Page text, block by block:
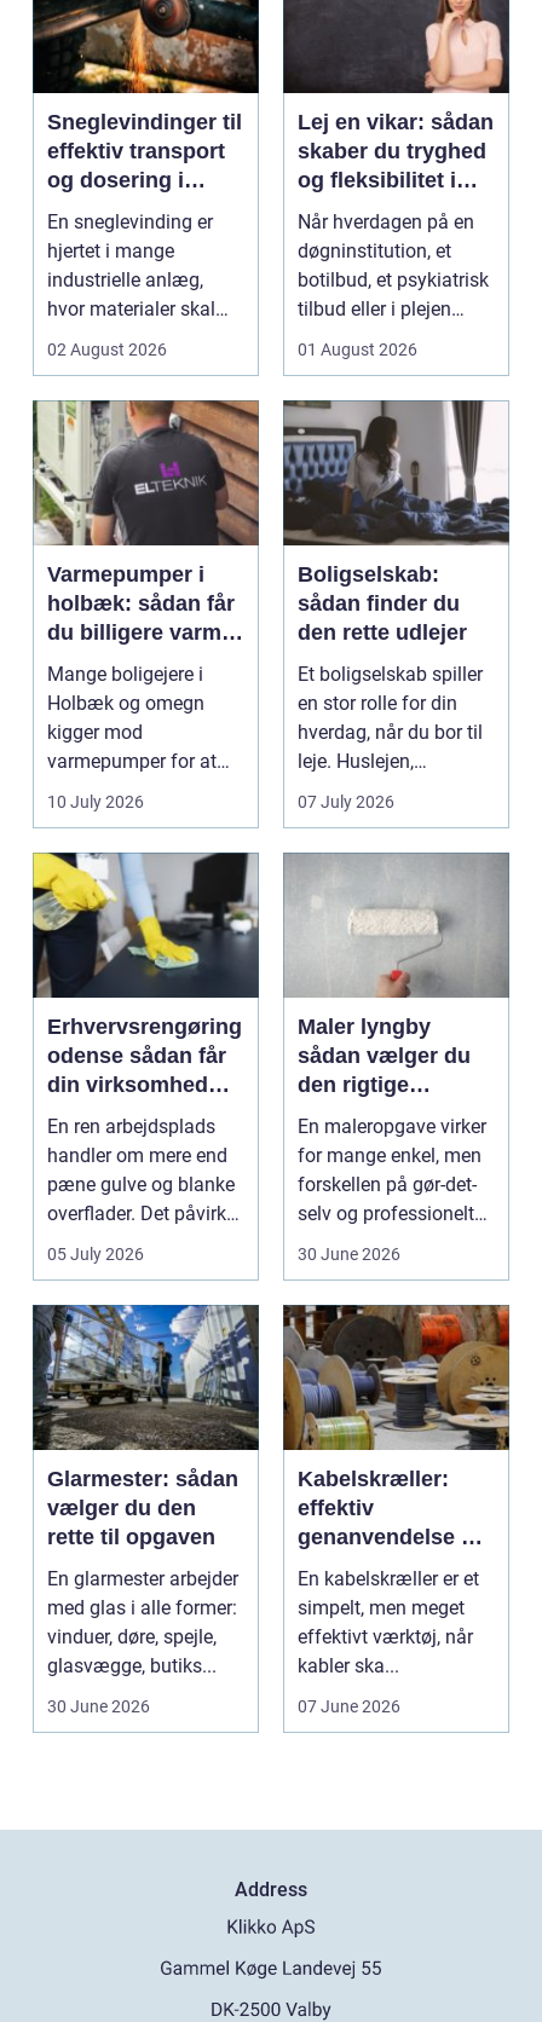
Sneglevindinger til
effektiv transport
og dosering i
industrien
En sneglevinding er
hjertet i mange
industrielle anlæg,
hvor materialer skal
02 August 2026
Lej en vikar: sådan
skaber du tryghed
og fleksibilitet i
hverdagen
Når hverdagen på en
døgninstitution, et
botilbud, et psykiatrisk
tilbud eller i plejen
01 August 2026
Varmepumper i
holbæk: sådan får
du billigere varme
og bedre
indeklima
Mange boligejere i
Holbæk og omegn
kigger mod
varmepumper for at
sænke
varmeregningen og få
et sunde...
10 July 2026
Boligselskab:
sådan finder du
den rette udlejer
Et boligselskab spiller
en stor rolle for din
hverdag, når du bor til
leje. Huslejen,
vedligeh...
07 July 2026
Erhvervsrengøring
odense sådan får
din virksomhed
mest værdi for
pengene
En ren arbejdsplads
handler om mere end
pæne gulve og blanke
overflader. Det påvirker
både arbejdsmi...
05 July 2026
Maler lyngby
sådan vælger du
den rigtige
fagmand
En maleropgave virker
for mange enkel, men
forskellen på gør-det-
selv og professionelt
30 June 2026
Glarmester: sådan
vælger du den
rette til opgaven
En glarmester arbejder
med glas i alle former:
vinduer, døre, spejle,
glasvægge, butiks...
30 June 2026
Kabelskræller:
effektiv
genanvendelse og
bedre økonomi i
kabelhåndtering
En kabelskræller er et
simpelt, men meget
effektivt værktøj, når
kabler ska...
07 June 2026
Address